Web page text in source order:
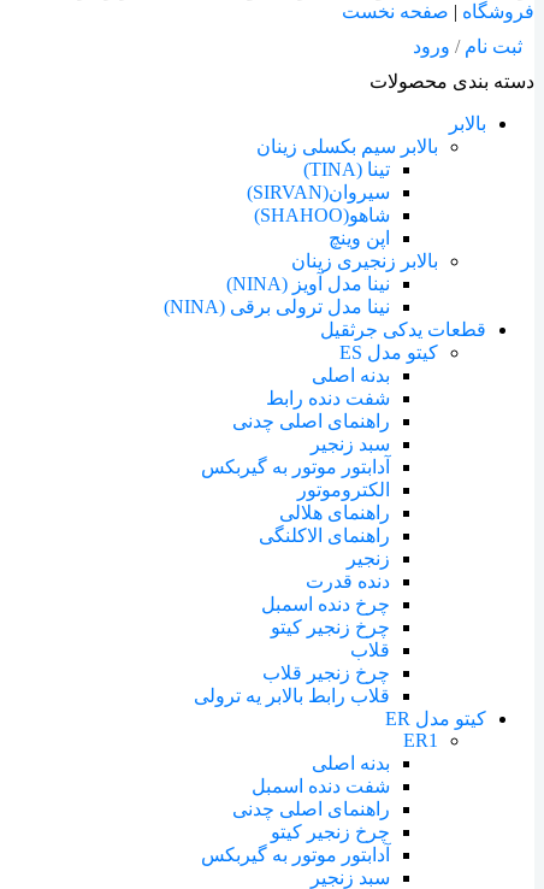
فروشگاه | صفحه نخست
ثبت نام / ورود
دسته بندی محصولات
بالابر
بالابر سیم بکسلی زینان
تینا (TINA)
سیروان(SIRVAN)
شاهو(SHAHOO)
اپن وینچ
بالابر زنجیری زینان
نینا مدل آویز (NINA)
نینا مدل ترولی برقی (NINA)
قطعات یدکی جرثقیل
کیتو مدل ES
بدنه اصلی
شفت دنده رابط
راهنمای اصلی چدنی
سبد زنجیر
آدابتور موتور به گیربکس
الکتروموتور
راهنمای هلالی
راهنمای الاکلنگی
زنجیر
دنده قدرت
چرخ دنده اسمبل
چرخ زنجیر کیتو
قلاب
چرخ زنجیر قلاب
قلاب رابط بالابر یه ترولی
کیتو مدل ER
ER1
بدنه اصلی
شفت دنده اسمبل
راهنمای اصلی چدنی
چرخ زنجیر کیتو
آدابتور موتور به گیربکس
سبد زنجیر